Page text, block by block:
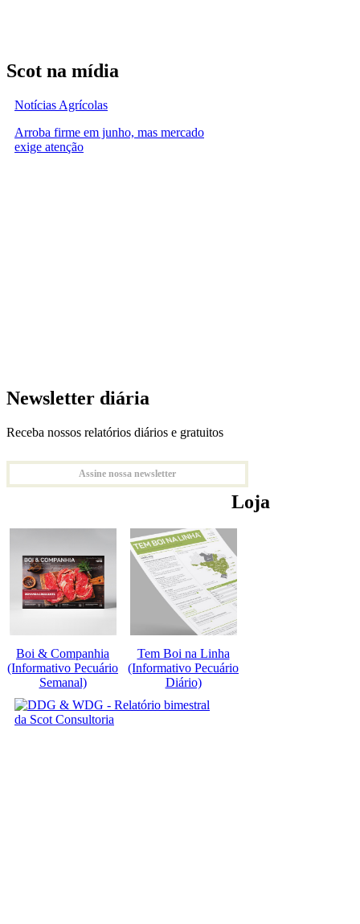
Scot na mídia
Notícias Agrícolas
Arroba firme em junho, mas mercado
exige atenção
Newsletter diária
Receba nossos relatórios diários e gratuitos
Assine nossa newsletter
Loja
Boi & Companhia
(Informativo Pecuário
Semanal)
Tem Boi na Linha
(Informativo Pecuário
Diário)